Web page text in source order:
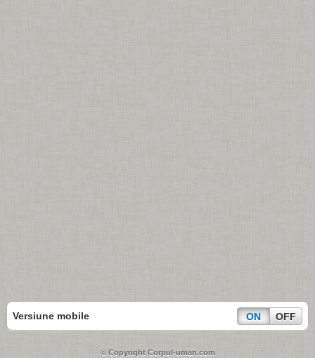
Versiune mobile ON OFF
© Copyright Corpul-uman.com